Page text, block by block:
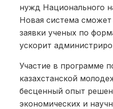
нужд Национального
Новая система
заявки ученых по
ускорит
Участие в программе
казахстанской
бесценный опыт
экономических и